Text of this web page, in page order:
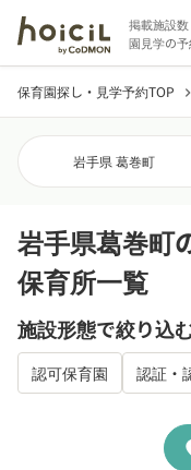
掲載施設数
園見学の
保育園探し・見学予約TOP chevron_right
岩手県 葛巻町
岩手県葛巻町
保育所一覧
施設形態で絞り込
認可保育園 認証・